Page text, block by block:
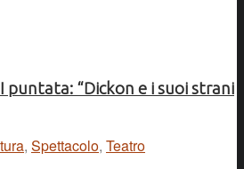
puntata: “Dickon e i suoi strani
, Spettacolo, Teatro